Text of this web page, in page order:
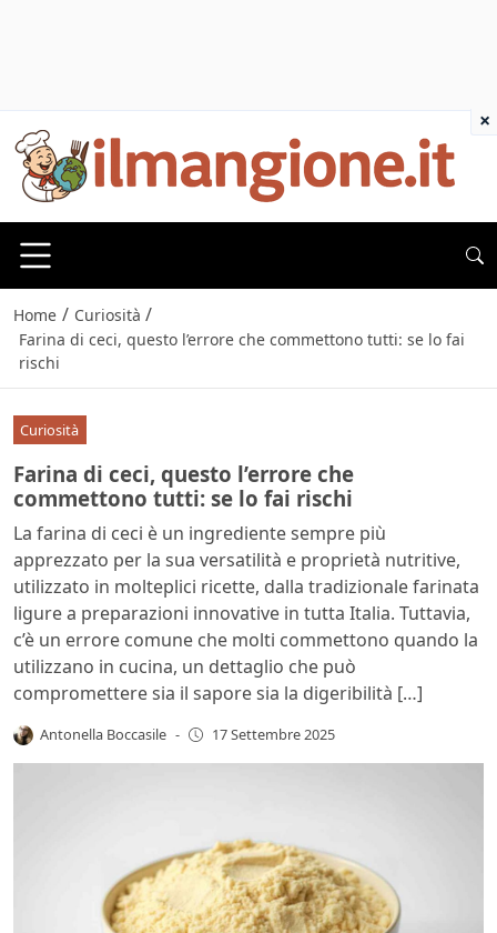
Home / Curiosità /
Farina di ceci, questo l’errore che commettono tutti: se lo fai
rischi
Curiosità
Farina di ceci, questo l’errore che
commettono tutti: se lo fai rischi
La farina di ceci è un ingrediente sempre più
apprezzato per la sua versatilità e proprietà nutritive,
utilizzato in molteplici ricette, dalla tradizionale farinata
ligure a preparazioni innovative in tutta Italia. Tuttavia,
c’è un errore comune che molti commettono quando la
utilizzano in cucina, un dettaglio che può
compromettere sia il sapore sia la digeribilità […]
Antonella Boccasile - 17 Settembre 2025
×